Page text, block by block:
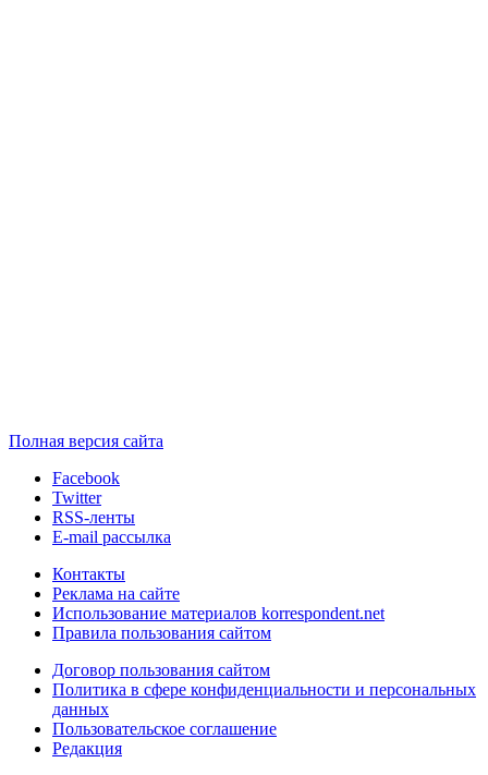
Полная версия сайта
Facebook
Twitter
RSS-ленты
E-mail рассылка
Контакты
Реклама на сайте
Использование материалов korrespondent.net
Правила пользования сайтом
Договор пользования сайтом
Политика в сфере конфиденциальности и персональных
данных
Пользовательское соглашение
Редакция